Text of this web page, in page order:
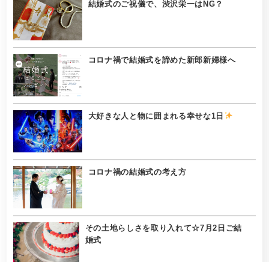
結婚式のご祝儀で、渋沢栄一はNG？
コロナ禍で結婚式を諦めた新郎新婦様へ
大好きな人と物に囲まれる幸せな1日
コロナ禍の結婚式の考え方
その土地らしさを取り入れて☆7月2日ご結
婚式